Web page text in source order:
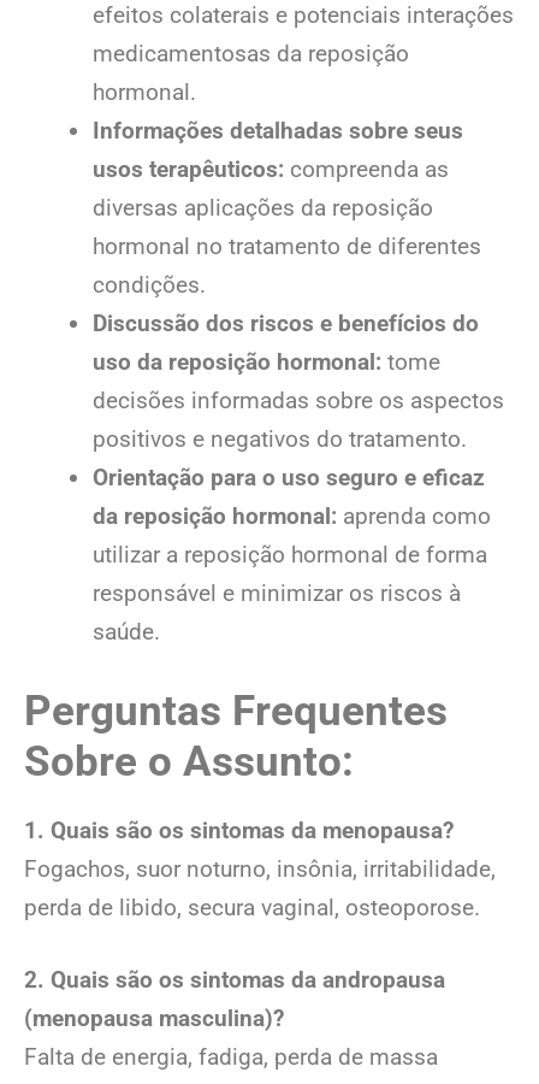
efeitos colaterais e potenciais interações
medicamentosas da reposição
hormonal.
Informações detalhadas sobre seus
usos terapêuticos: compreenda as
diversas aplicações da reposição
hormonal no tratamento de diferentes
condições.
Discussão dos riscos e benefícios do
uso da reposição hormonal: tome
decisões informadas sobre os aspectos
positivos e negativos do tratamento.
Orientação para o uso seguro e eficaz
da reposição hormonal: aprenda como
utilizar a reposição hormonal de forma
responsável e minimizar os riscos à
saúde.
Perguntas Frequentes
Sobre o Assunto:
1. Quais são os sintomas da menopausa?
Fogachos, suor noturno, insônia, irritabilidade,
perda de libido, secura vaginal, osteoporose.
2. Quais são os sintomas da andropausa
(menopausa masculina)?
Falta de energia, fadiga, perda de massa